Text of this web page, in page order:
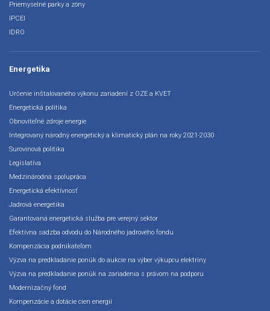
Priemyselné parky a zóny
IPCEI
IDRO
Energetika
Určenie inštalovaného výkonu zariadení z OZE a KVET
Energetická politika
Obnoviteľné zdroje energie
Integrovaný národný energetický a klimatický plán na roky 2021-2030
Surovinová politika
Legislatíva
Medzinárodná spolupráca
Energetická efektívnosť
Jadrová energetika
Garantovaná energetická služba pre verejný sektor
Efektívna sadzba odvodu do Národného jadrového fondu
Kompenzácia podnikateľom
Výzva na predkladanie ponúk do aukcie na výber výkupcu elektriny
Výzva na predkladanie ponúk na zariadenia s právom na podporu
Modernizačný fond
Kompenzácie a dotácie cien energií